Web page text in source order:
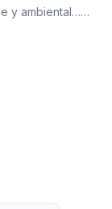
y ambiental…
y ¡El péndulo